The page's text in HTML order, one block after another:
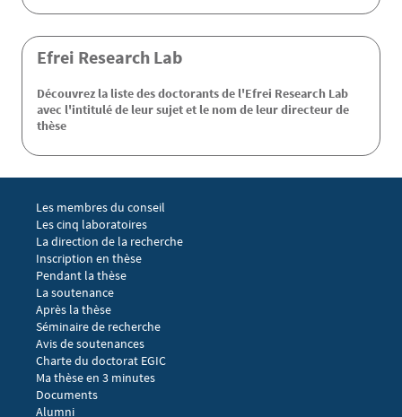
Efrei Research Lab
Découvrez la liste des doctorants de l'Efrei Research Lab
avec l'intitulé de leur sujet et le nom de leur directeur de
thèse
Menu footer EGIC 1
Les membres du conseil
Les cinq laboratoires
La direction de la recherche
Menu footer EGIC 2
Inscription en thèse
Pendant la thèse
La soutenance
Après la thèse
Menu footer EGIC 3
Séminaire de recherche
Avis de soutenances
Charte du doctorat EGIC
Ma thèse en 3 minutes
Menu footer EGIC 4
Documents
Alumni